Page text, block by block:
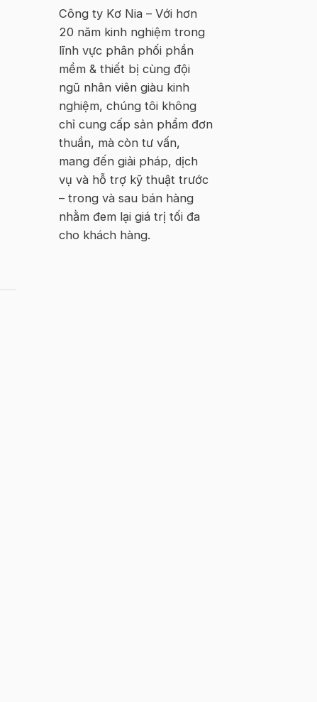
–VIETNAM
Công ty Kơ Nia – Với hơn
20 năm kinh nghiệm trong
lĩnh vực phân phối phần
mềm & thiết bị cùng đội
ngũ nhân viên giàu kinh
nghiệm, chúng tôi không
chỉ cung cấp sản phẩm đơn
thuần, mà còn tư vấn,
mang đến giải pháp, dịch
vụ và hỗ trợ kỹ thuật trước
– trong và sau bán hàng
nhằm đem lại giá trị tối đa
cho khách hàng.